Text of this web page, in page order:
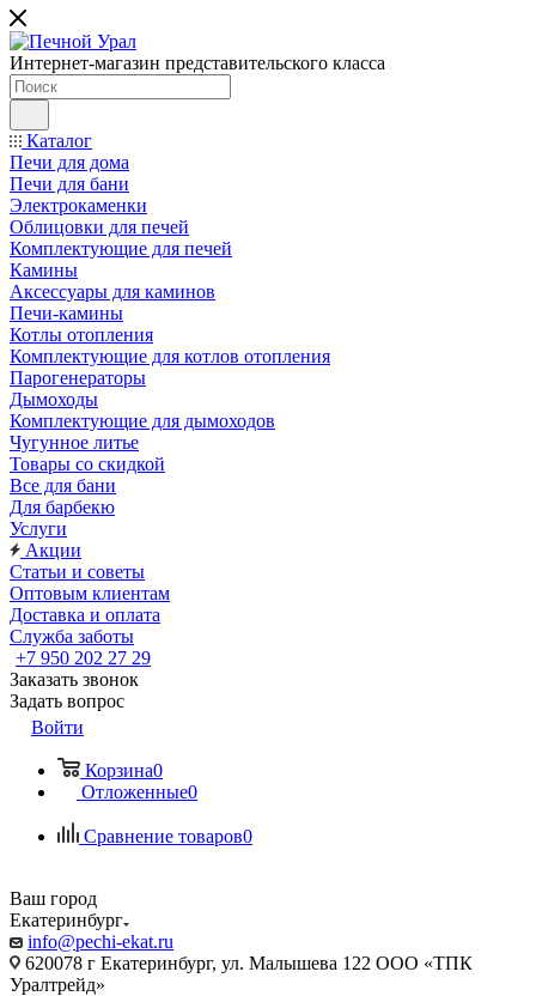
Интернет-магазин представительского класса
Каталог
Печи для дома
Печи для бани
Электрокаменки
Облицовки для печей
Комплектующие для печей
Камины
Аксессуары для каминов
Печи-камины
Котлы отопления
Комплектующие для котлов отопления
Парогенераторы
Дымоходы
Комплектующие для дымоходов
Чугунное литье
Товары со скидкой
Все для бани
Для барбекю
Услуги
Акции
Статьи и советы
Оптовым клиентам
Доставка и оплата
Служба заботы
+7 950 202 27 29
Заказать звонок
Задать вопрос
Войти
Корзина0
Отложенные0
Сравнение товаров0
Ваш город
Екатеринбург
info@pechi-ekat.ru
620078 г Екатеринбург, ул. Малышева 122 ООО «ТПК
Уралтрейд»